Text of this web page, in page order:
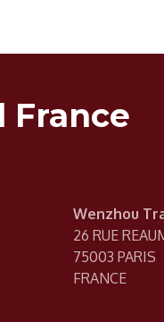
France
Wenzhou
26 RUE
75003 PARIS
FRANCE